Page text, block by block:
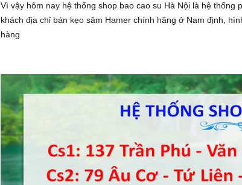
Vì vậy hôm nay hệ thống shop bao cao su Hà Nội là hệ
khách địa chỉ bán kẹo sâm Hamer chính hãng ở Nam định,
hàng